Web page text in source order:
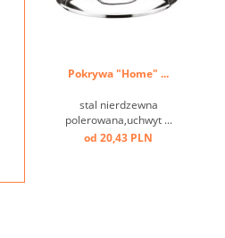
Pokrywa "Home" ...
stal nierdzewna
polerowana,uchwyt ...
od 20,43 PLN